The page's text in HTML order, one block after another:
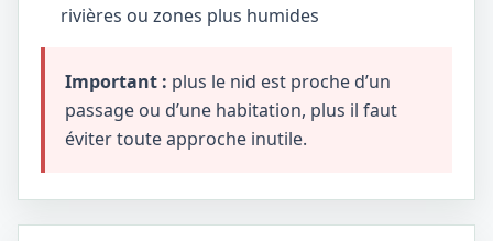
rivières ou zones plus humides
Important : plus le nid est proche d’un
passage ou d’une habitation, plus il faut
éviter toute approche inutile.